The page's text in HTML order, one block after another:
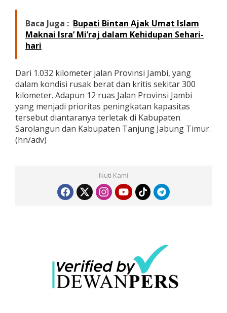
Baca Juga : Bupati Bintan Ajak Umat Islam
Maknai Isra’ Mi’raj dalam Kehidupan Sehari-
hari
Dari 1.032 kilometer jalan Provinsi Jambi, yang
dalam kondisi rusak berat dan kritis sekitar 300
kilometer. Adapun 12 ruas Jalan Provinsi Jambi
yang menjadi prioritas peningkatan kapasitas
tersebut diantaranya terletak di Kabupaten
Sarolangun dan Kabupaten Tanjung Jabung Timur.
(hn/adv)
Ikuti Kami